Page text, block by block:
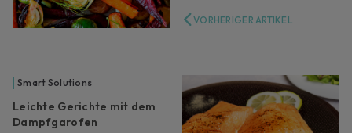
VORHERIGER ARTIKEL
Smart Solutions
Leichte Gerichte mit dem
Dampfgarofen